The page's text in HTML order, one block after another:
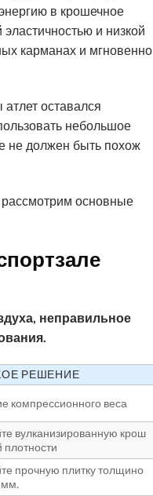
в крошечное
и низкой
карманах и мгновенно
оставался
небольшое
не должен быть похож
основные
неправильное
РЕШЕНИЕ
компрессионного веса
вулканизированную крош
плотности
прочную плитку толщино
мм.